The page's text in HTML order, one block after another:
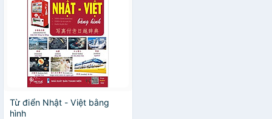
Từ điển Nhật - Việt bằng
hình